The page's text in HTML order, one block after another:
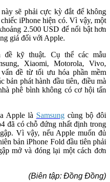
sẽ phải cực kỳ đắt để không
iPhone hiện có. Vì vậy, một
2.500 USD để nổi bật hơn
giá đối với Apple.
kỹ thuật. Cụ thể các mẫu
Xiaomi, Motorola, Vivo,
đề từ tối ưu hóa phần mềm
bản phát hành đầu tiên, điều mà
phê bình không có cơ hội tấn
Apple là Samsungcùng bộ đôi
đã có chỗ đứng nhất định trong
Vì vậy, nếu Apple muốn đủ
bản iPhone Fold đầu tiên phải
mở và đóng lại một cách đơn
(Biên tập: Đồng Đồng)